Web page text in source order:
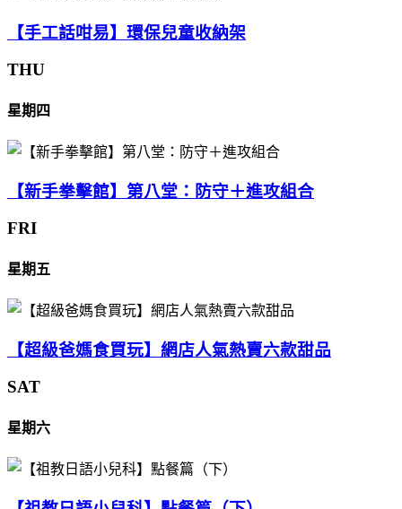
【手工話咁易】環保兒童收納架
THU
星期四
【新手拳擊館】第八堂：防守＋進攻組合
FRI
星期五
【超級爸媽食買玩】網店人氣熱賣六款甜品
SAT
星期六